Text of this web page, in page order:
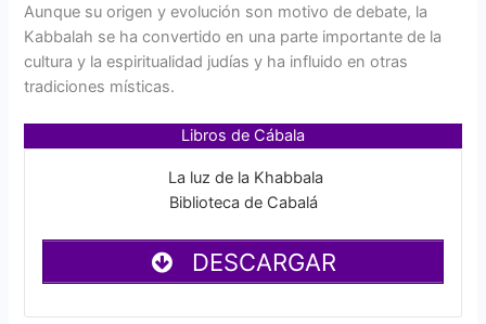
Aunque su origen y evolución son motivo de debate, la
Kabbalah se ha convertido en una parte importante de la
cultura y la espiritualidad judías y ha influido en otras
tradiciones místicas.
Libros de Cábala
La luz de la Khabbala
Biblioteca de Cabalá
DESCARGAR